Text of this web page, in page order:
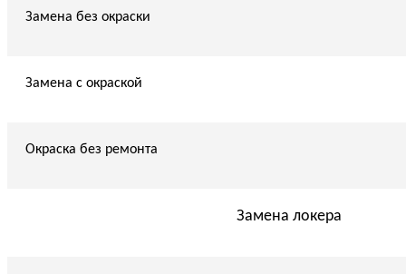
Замена без окраски
Замена с окраской
Окраска без ремонта
Замена локера